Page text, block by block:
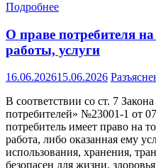
Подробнее
О праве потребителя на
работы, услуги
16.06.202615.06.2026
В соответствии со ст. 7
потребителей» №23001-1 от
потребитель имеет право на
работа, либо оказанная ему
использования, хранения,
безопасен для жизни,